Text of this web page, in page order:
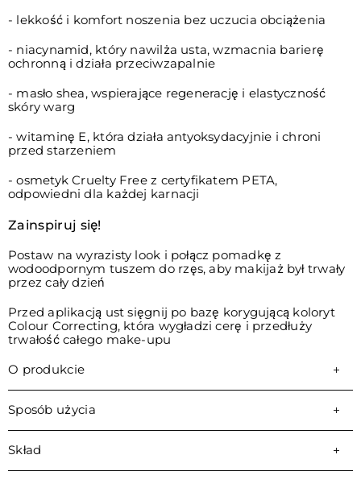
- lekkość i komfort noszenia bez uczucia obciążenia
- niacynamid, który nawilża usta, wzmacnia barierę
ochronną i działa przeciwzapalnie
- masło shea, wspierające regenerację i elastyczność
skóry warg
- witaminę E, która działa antyoksydacyjnie i chroni
przed starzeniem
- osmetyk Cruelty Free z certyfikatem PETA,
odpowiedni dla każdej karnacji
Zainspiruj się!
Postaw na wyrazisty look i połącz pomadkę z
wodoodpornym tuszem do rzęs, aby makijaż był trwały
przez cały dzień
Przed aplikacją ust sięgnij po bazę korygującą koloryt
Colour Correcting, która wygładzi cerę i przedłuży
trwałość całego make-upu
O produkcie
Sposób użycia
Skład